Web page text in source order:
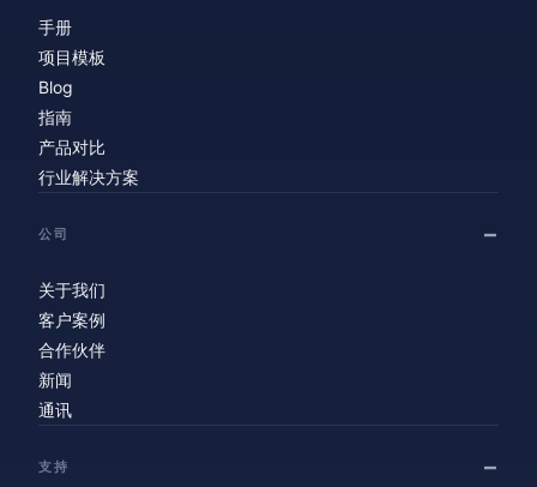
手册
项目模板
Blog
指南
产品对比
行业解决方案
公司
关于我们
客户案例
合作伙伴
新闻
通讯
支持